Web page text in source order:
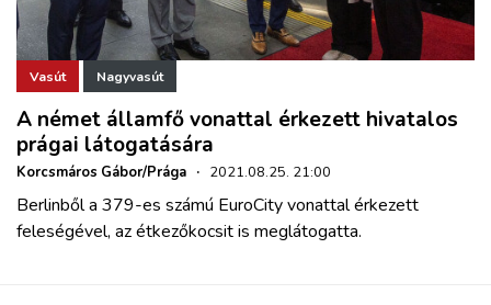
Vasút Nagyvasút
A német államfő vonattal érkezett hivatalos
prágai látogatására
Korcsmáros Gábor/Prága · 2021.08.25. 21:00
Berlinből a 379-es számú EuroCity vonattal érkezett
feleségével, az étkezőkocsit is meglátogatta.